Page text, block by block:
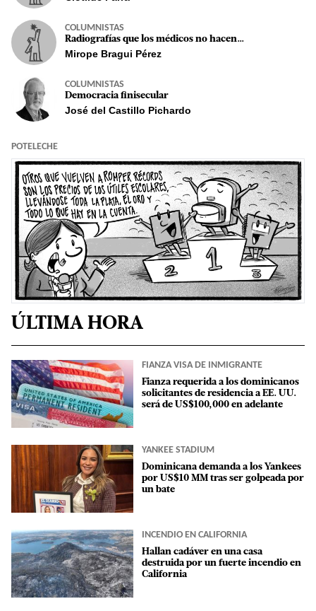
COLUMNISTAS
Radiografías que los médicos no hacen...
Mirope Bragui Pérez
COLUMNISTAS
Democracia finisecular
José del Castillo Pichardo
POTELECHE
ÚLTIMA HORA
FIANZA VISA DE INMIGRANTE
Fianza requerida a los dominicanos
solicitantes de residencia a EE. UU.
será de US$100,000 en adelante
YANKEE STADIUM
Dominicana demanda a los Yankees
por US$10 MM tras ser golpeada por
un bate
INCENDIO EN CALIFORNIA
Hallan cadáver en una casa
destruida por un fuerte incendio en
California